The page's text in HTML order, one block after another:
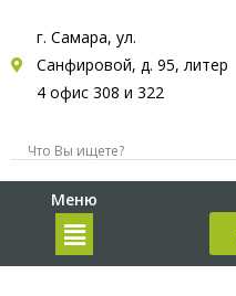
г. Самара, ул.
Санфировой, д. 95, литер
4 офис 308 и 322
Меню